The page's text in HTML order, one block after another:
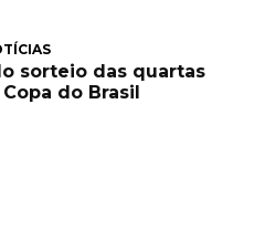
sorteio das quartas
do Brasil